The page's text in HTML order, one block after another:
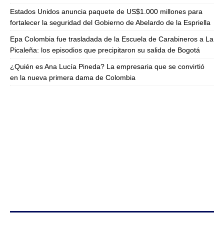
Estados Unidos anuncia paquete de US$1.000 millones para
fortalecer la seguridad del Gobierno de Abelardo de la Espriella
Epa Colombia fue trasladada de la Escuela de Carabineros a La
Picaleña: los episodios que precipitaron su salida de Bogotá
¿Quién es Ana Lucía Pineda? La empresaria que se convirtió
en la nueva primera dama de Colombia